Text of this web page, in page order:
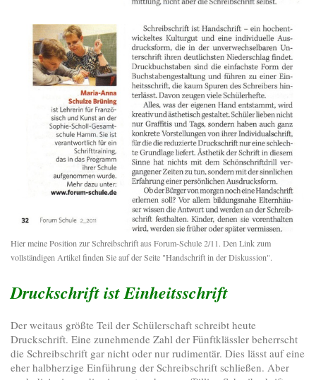
Hier meine Position zur Schreibschrift aus Forum-Schule 2/11. Den Link zum
vollständigen Artikel finden Sie auf der Seite "Handschrift in der Diskussion".
Druckschrift ist Einheitsschrift
Der weitaus größte Teil der Schülerschaft schreibt heute
Druckschrift. Eine zunehmende Zahl der Fünftklässler beherrscht
die Schreibschrift gar nicht oder nur rudimentär. Dies lässt auf eine
eher halbherzige Einführung der Schreibschrift schließen. Aber